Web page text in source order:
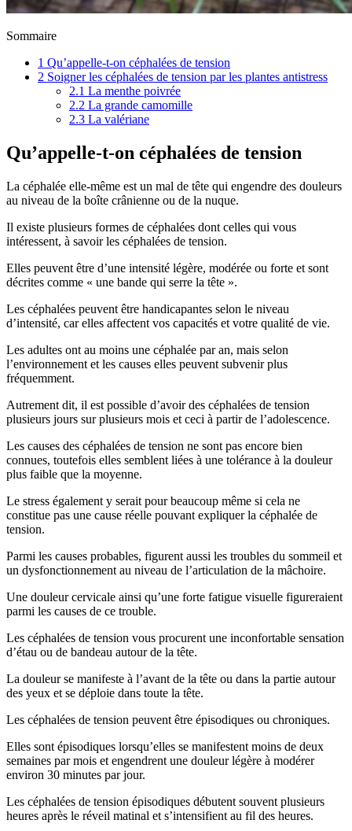
Sommaire
1 Qu’appelle-t-on céphalées de tension
2 Soigner les céphalées de tension par les plantes antistress
2.1 La menthe poivrée
2.2 La grande camomille
2.3 La valériane
Qu’appelle-t-on céphalées de tension
La céphalée elle-même est un mal de tête qui engendre des douleurs
au niveau de la boîte crânienne ou de la nuque.
Il existe plusieurs formes de céphalées dont celles qui vous
intéressent, à savoir les céphalées de tension.
Elles peuvent être d’une intensité légère, modérée ou forte et sont
décrites comme « une bande qui serre la tête ».
Les céphalées peuvent être handicapantes selon le niveau
d’intensité, car elles affectent vos capacités et votre qualité de vie.
Les adultes ont au moins une céphalée par an, mais selon
l’environnement et les causes elles peuvent subvenir plus
fréquemment.
Autrement dit, il est possible d’avoir des céphalées de tension
plusieurs jours sur plusieurs mois et ceci à partir de l’adolescence.
Les causes des céphalées de tension ne sont pas encore bien
connues, toutefois elles semblent liées à une tolérance à la douleur
plus faible que la moyenne.
Le stress également y serait pour beaucoup même si cela ne
constitue pas une cause réelle pouvant expliquer la céphalée de
tension.
Parmi les causes probables, figurent aussi les troubles du sommeil et
un dysfonctionnement au niveau de l’articulation de la mâchoire.
Une douleur cervicale ainsi qu’une forte fatigue visuelle figureraient
parmi les causes de ce trouble.
Les céphalées de tension vous procurent une inconfortable sensation
d’étau ou de bandeau autour de la tête.
La douleur se manifeste à l’avant de la tête ou dans la partie autour
des yeux et se déploie dans toute la tête.
Les céphalées de tension peuvent être épisodiques ou chroniques.
Elles sont épisodiques lorsqu’elles se manifestent moins de deux
semaines par mois et engendrent une douleur légère à modérer
environ 30 minutes par jour.
Les céphalées de tension épisodiques débutent souvent plusieurs
heures après le réveil matinal et s’intensifient au fil des heures.